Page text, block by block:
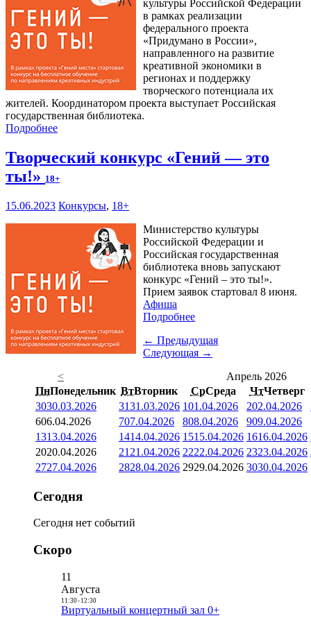
культуры Российской Федерации
в рамках реализации
федерального проекта
«Придумано в России»,
направленного на развитие
креативной экономики в
регионах и поддержку
творческого потенциала их
жителей. Координатором проекта выступает Российская
государственная библиотека.
Подробнее
Творческий конкурс «Гений — это
ты!» 18+
15.06.2023 Конкурсы, 18+
Министерство культуры
Российской Федерации и
Российская государственная
библиотека вновь запускают
конкурс «Гений – это ты!».
Прием заявок стартовал 8 июня.
Афиша
Подробнее
← Предыдущая
Следующая →
<
Апрель 2026
ПнПонедельник ВтВторник СрСреда ЧтЧетверг
3030.03.2026 3131.03.2026 101.04.2026 202.04.2026
606.04.2026 707.04.2026 808.04.2026 909.04.2026
1313.04.2026 1414.04.2026 1515.04.2026 1616.04.2026
2020.04.2026 21 21.04.2026 2222.04.2026 2323.04.2026
2727.04.2026 2828.04.2026 2929.04.2026 3030.04.2026
Сегодня
Сегодня нет событий
Скоро
11
Августа
11:30- 12:30
Виртуальный концертный зал 0+